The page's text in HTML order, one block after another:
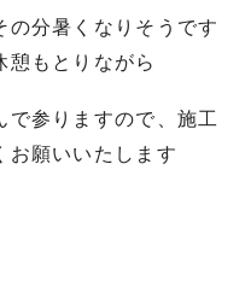
の分暑くなりそうです
憩もとりながら
で参りますので、施工
お願いいたします